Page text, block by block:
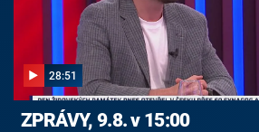
28:51
ZPRÁVY, 9.8. v 15:00